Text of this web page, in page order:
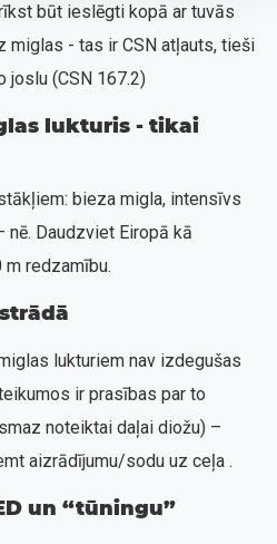
būt ieslēgti kopā ar tuvās
miglas - tas ir CSN atļauts, tieši
joslu (CSN 167.2)
lukturis - tikai
bieza migla, intensīvs
Daudzviet Eiropā kā
redzamību.
lukturiem nav izdegušas
ir prasības par to
noteiktai daļai diožu) –
aizrādījumu/sodu uz ceļa .
un “tūningu”